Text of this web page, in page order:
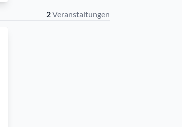
2Veranstaltungen